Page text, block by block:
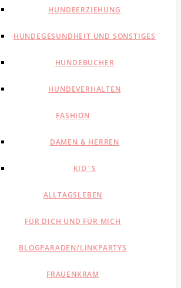
HUNDEERZIEHUNG
HUNDEGESUNDHEIT UND SONSTIGES
HUNDEBÜCHER
HUNDEVERHALTEN
FASHION
DAMEN & HERREN
KID´S
ALLTAGSLEBEN
FÜR DICH UND FÜR MICH
BLOGPARADEN/LINKPARTYS
FRAUENKRAM